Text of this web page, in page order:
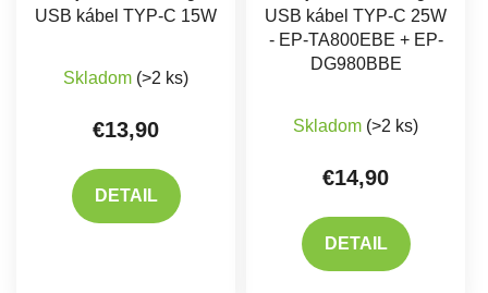
USB kábel TYP-C 15W
Priemerné hodnotenie produktu je 5,0 z 5
Skladom (>2 ks)
€13,90
DETAIL
USB kábel TYP-C 25W
- EP-TA800EBE + EP-
DG980BBE
Skladom (>2 ks)
€14,90
DETAIL